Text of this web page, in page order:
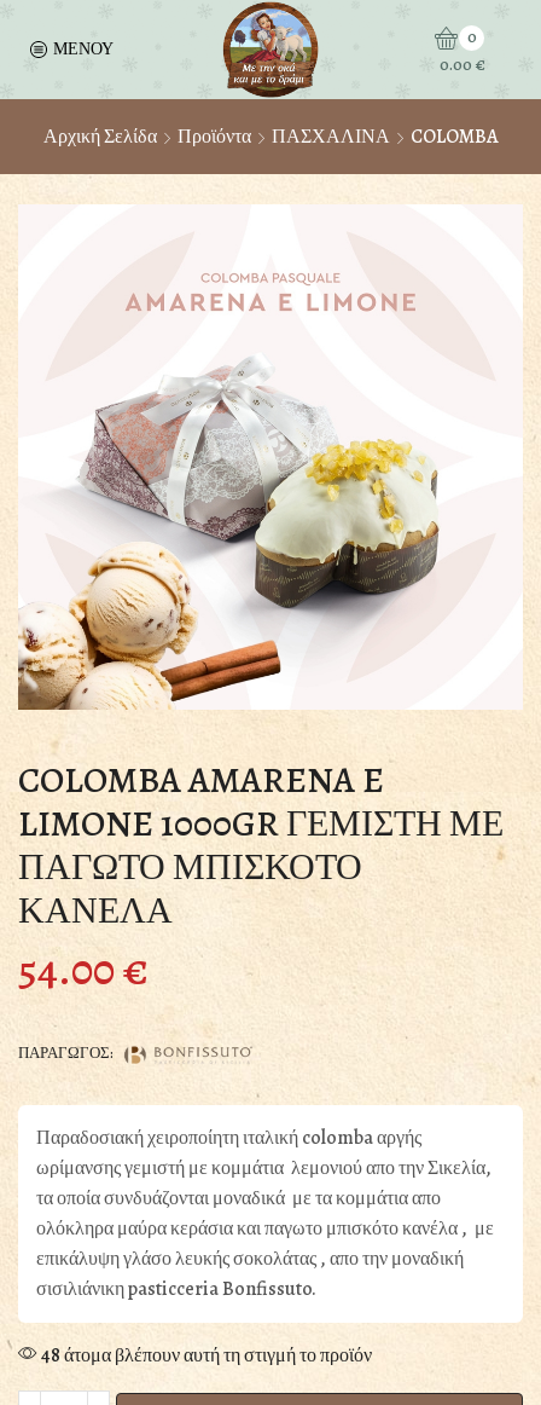
ΜΕΝΟΥ
0
0.00€
Αρχική Σελίδα Προϊόντα ΠΑΣΧΑΛΙΝΑ COLOMBA
COLOMBA AMARENA E
LIMONE 1000GR ΓΕΜΙΣΤΗ ΜΕ
ΠΑΓΩΤΟ ΜΠΙΣΚΟΤΟ
ΚΑΝΕΛΑ
54.00€
ΠΑΡΑΓΩΓΟΣ:
Παραδοσιακή χειροποίητη ιταλική colomba αργής
ωρίμανσης γεμιστή με κομμάτια λεμονιού απο την Σικελία,
τα οποία συνδυάζονται μοναδικά με τα κομμάτια απο
ολόκληρα μαύρα κεράσια και παγωτο μπισκότο κανέλα , με
επικάλυψη γλάσο λευκής σοκολάτας , απο την μοναδική
σισιλιάνικη pasticceria Bonfissuto.
48 άτομα βλέπουν αυτή τη στιγμή το προϊόν